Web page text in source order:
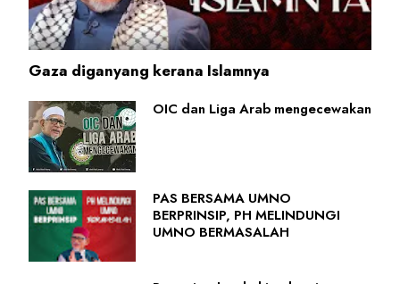
Gaza diganyang kerana Islamnya
OIC dan Liga Arab mengecewakan
PAS BERSAMA UMNO
BERPRINSIP, PH MELINDUNGI
UMNO BERMASALAH